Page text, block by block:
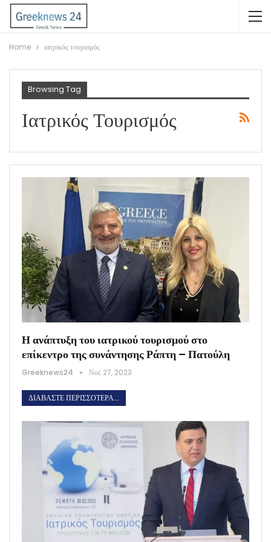
Home ιατρικός τουρισμός
Browsing Tag
Ιατρικός Τουρισμός
Η ανάπτυξη του ιατρικού τουρισμού στο
επίκεντρο της συνάντησης Ράπτη – Πατούλη
Greeknews24 Νοέ 27, 2023
ΔΙΑΒΆΣΤΕ ΠΕΡΙΣΣΌΤΕΡΑ...